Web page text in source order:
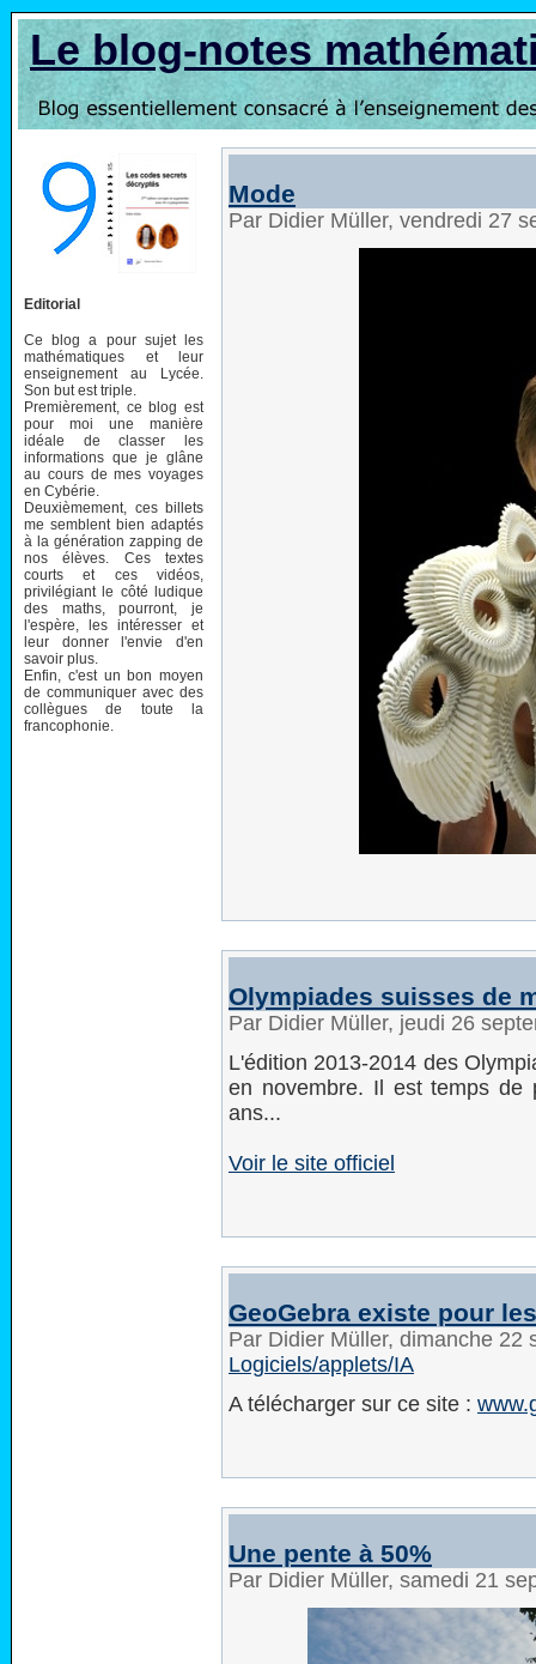
Le blog-notes
Editorial
Ce blog a pour sujet les
mathématiques et leur
enseignement au Lycée.
Son but est triple.
Premièrement, ce blog est
pour moi une manière
idéale de classer les
informations que je glâne
au cours de mes voyages
en Cybérie.
Deuxièmement, ces billets
me semblent bien adaptés
à la génération zapping de
nos élèves. Ces textes
courts et ces vidéos,
privilégiant le côté ludique
des maths, pourront, je
l'espère, les intéresser et
leur donner l'envie d'en
savoir plus.
Enfin, c'est un bon moyen
de communiquer avec des
collègues de toute la
francophonie.
Mode
Par Didier Müller, vendredi 27
Olympiades suisses de
Par Didier Müller, jeudi 26
L'édition 2013-2014 des
en novembre. Il est temps
ans...
Voir le site officiel
GeoGebra existe pour
Par Didier Müller, dimanche
Logiciels/applets/IA
A télécharger sur ce site :
Une pente à 50%
Par Didier Müller, samedi 21